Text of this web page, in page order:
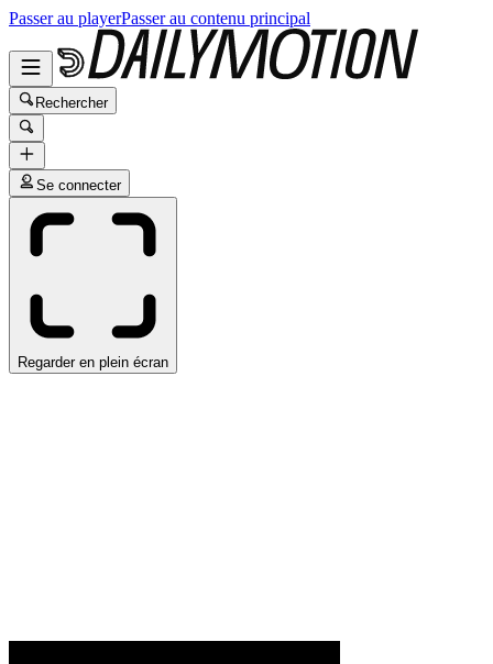
Passer au playerPasser au contenu principal
Rechercher
Se connecter
Regarder en plein écran